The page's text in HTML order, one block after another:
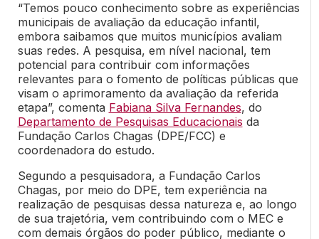
“Temos pouco conhecimento sobre as experiências
municipais de avaliação da educação infantil,
embora saibamos que muitos municípios avaliam
suas redes. A pesquisa, em nível nacional, tem
potencial para contribuir com informações
relevantes para o fomento de políticas públicas que
visam o aprimoramento da avaliação da referida
etapa”, comenta Fabiana Silva Fernandes, do
Departamento de Pesquisas Educacionais da
Fundação Carlos Chagas (DPE/FCC) e
coordenadora do estudo.
Segundo a pesquisadora, a Fundação Carlos
Chagas, por meio do DPE, tem experiência na
realização de pesquisas dessa natureza e, ao longo
de sua trajetória, vem contribuindo com o MEC e
com demais órgãos do poder público, mediante o